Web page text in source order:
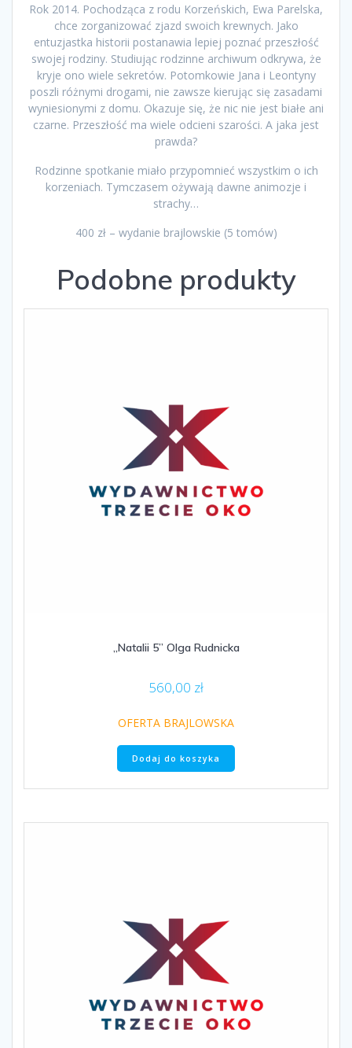
Rok 2014. Pochodząca z rodu Korzeńskich, Ewa Parelska,
chce zorganizować zjazd swoich krewnych. Jako
entuzjastka historii postanawia lepiej poznać przeszłość
swojej rodziny. Studiując rodzinne archiwum odkrywa, że
kryje ono wiele sekretów. Potomkowie Jana i Leontyny
poszli różnymi drogami, nie zawsze kierując się zasadami
wyniesionymi z domu. Okazuje się, że nic nie jest białe ani
czarne. Przeszłość ma wiele odcieni szarości. A jaka jest
prawda?
Rodzinne spotkanie miało przypomnieć wszystkim o ich
korzeniach. Tymczasem ożywają dawne animozje i
strachy…
400 zł – wydanie brajlowskie (5 tomów)
Podobne produkty
„Natalii 5” Olga Rudnicka
560,00 zł
OFERTA BRAJLOWSKA
Dodaj do koszyka